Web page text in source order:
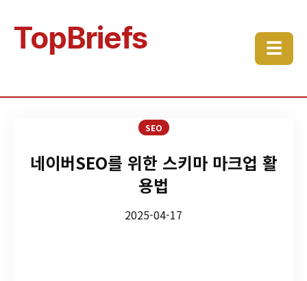
TopBriefs ☰
SEO
네이버SEO를 위한 스키마 마크업 활
용법
2025-04-17